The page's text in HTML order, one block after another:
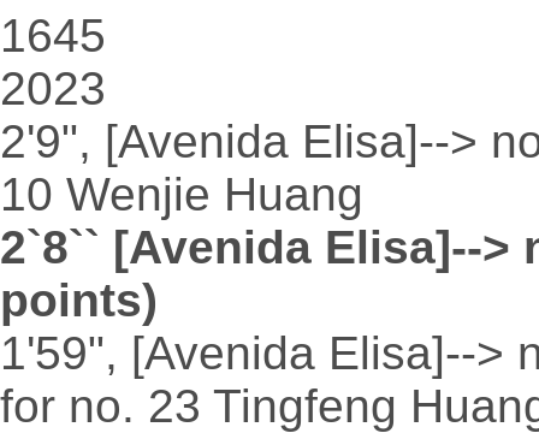
1645
2023
2'9", [Avenida Elisa]-->
10 Wenjie Huang
2`8`` [Avenida Elisa]-->
points)
1'59", [Avenida Elisa]-->
for no. 23 Tingfeng